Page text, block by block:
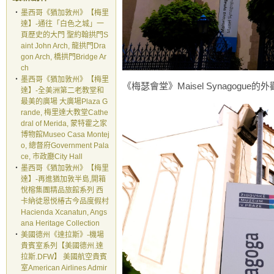
‧ 墨西哥《猶加敦州》【梅里
達】-通往「白色之城」一
頁歷史的大門 聖約翰拱門S
aint John Arch, 龍拱門Dra
gon Arch, 橋拱門Bridge Ar
ch
‧ 墨西哥《猶加敦州》【梅里
達】-全美洲第二老教堂和
最美的廣場 大廣場Plaza G
rande, 梅里達大教堂Cathe
dral of Merida, 蒙特霍之家
博物館Museo Casa Montej
o, 總督府Government Pala
ce, 市政廳City Hall
‧ 墨西哥《猶加敦州》【梅里
達】-再進猶加敦半島,開箱
悅榕集團精品旅館系列 西
卡納徒恩悦椿古今品度假村
Hacienda Xcanatun, Angs
ana Heritage Collection
‧ 美國德州《達拉斯》-機場
貴賓室系列【美國德州.達
拉斯.DFW】 美國航空貴賓
室American Airlines Admir
《梅瑟會堂》Maisel Synagogue的外